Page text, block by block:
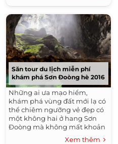
Săn tour du lịch miễn phí
khám phá Sơn Đoòng hè 2016
Những ai ưa mạo hiểm,
khám phá vùng đất mới lạ có
thể chiêm ngưỡng vẻ đẹp có
một không hai ở hang Sơn
Đoòng mà không mất khoản
Xem thêm